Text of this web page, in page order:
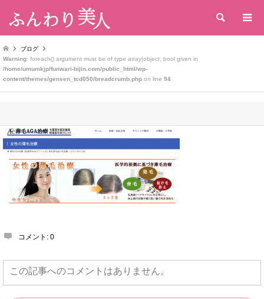
検索
ブログ
Warning: foreach() argument must be of type array|object, bool given in
/home/umumkjp/funwari-bijin.com/public_html/wp-
content/themes/gensen_tcd050/breadcrumb.php on line 94
コメント: 0
この記事へのコメントはありません。